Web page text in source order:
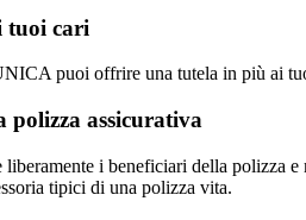
tuoi cari
puoi offrire una tutela in più ai
polizza assicurativa
liberamente i beneficiari della polizza
tipici di una polizza vita.